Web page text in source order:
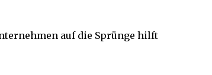
auf die Sprünge hilft